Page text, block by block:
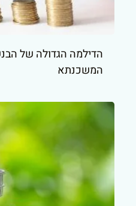
הדילמה הגדולה של
המשכנתא